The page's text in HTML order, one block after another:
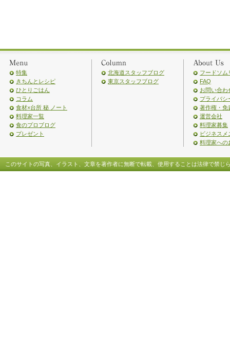
特集
きちんとレシピ
ひとりごはん
コラム
食材×台所 秘 ノート
料理家一覧
食のプロブログ
プレゼント
北海道スタッフブログ
東京スタッフブログ
フードソム
FAQ
お問い合わ
プライバシ
著作権・免
運営会社
料理家募集
ビジネスメ
料理家への
このサイトの写真、イラスト、文章を著作者に無断で転載、使用することは法律で禁じ